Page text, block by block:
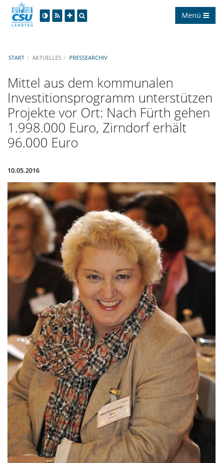
Menü
START AKTUELLES PRESSEARCHIV
Mittel aus dem kommunalen
Investitionsprogramm unterstützen
Projekte vor Ort: Nach Fürth gehen
1.998.000 Euro, Zirndorf erhält
96.000 Euro
10.05.2016